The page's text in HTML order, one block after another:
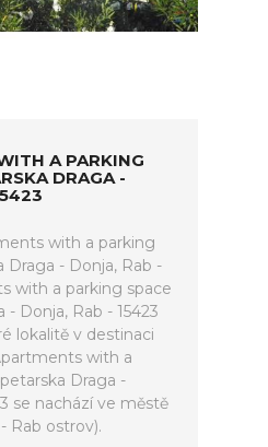
A PARKING
DRAGA -
with a parking
Draga - Donja, Rab -
with a parking space
- Donja, Rab - 15423
lokalitě v destinaci
with a
Draga -
se nachází ve městě
Rab ostrov).